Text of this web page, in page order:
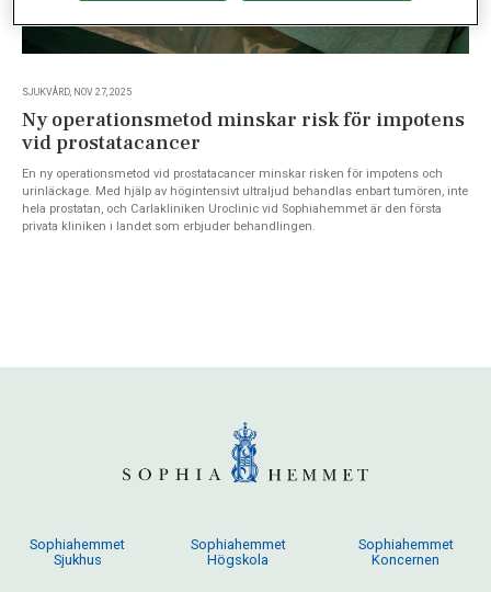
SJUKVÅRD, NOV 27, 2025
Ny operationsmetod minskar risk för impotens
vid prostatacancer
En ny operationsmetod vid prostatacancer minskar risken för impotens och
urinläckage. Med hjälp av högintensivt ultraljud behandlas enbart tumören, inte
hela prostatan, och Carlakliniken Uroclinic vid Sophiahemmet är den första
privata kliniken i landet som erbjuder behandlingen.
Sophiahemmet
Sjukhus
Sophiahemmet
Högskola
Sophiahemmet
Koncernen